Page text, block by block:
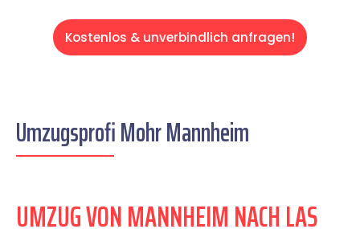
Kostenlos & unverbindlich anfragen!
Umzugsprofi Mohr Mannheim
UMZUG VON MANNHEIM NACH LAS